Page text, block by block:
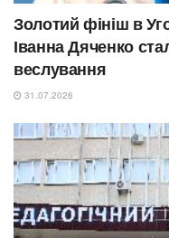
Золотий фініш в
Іванна Дяченко
веслування
31.07.2026